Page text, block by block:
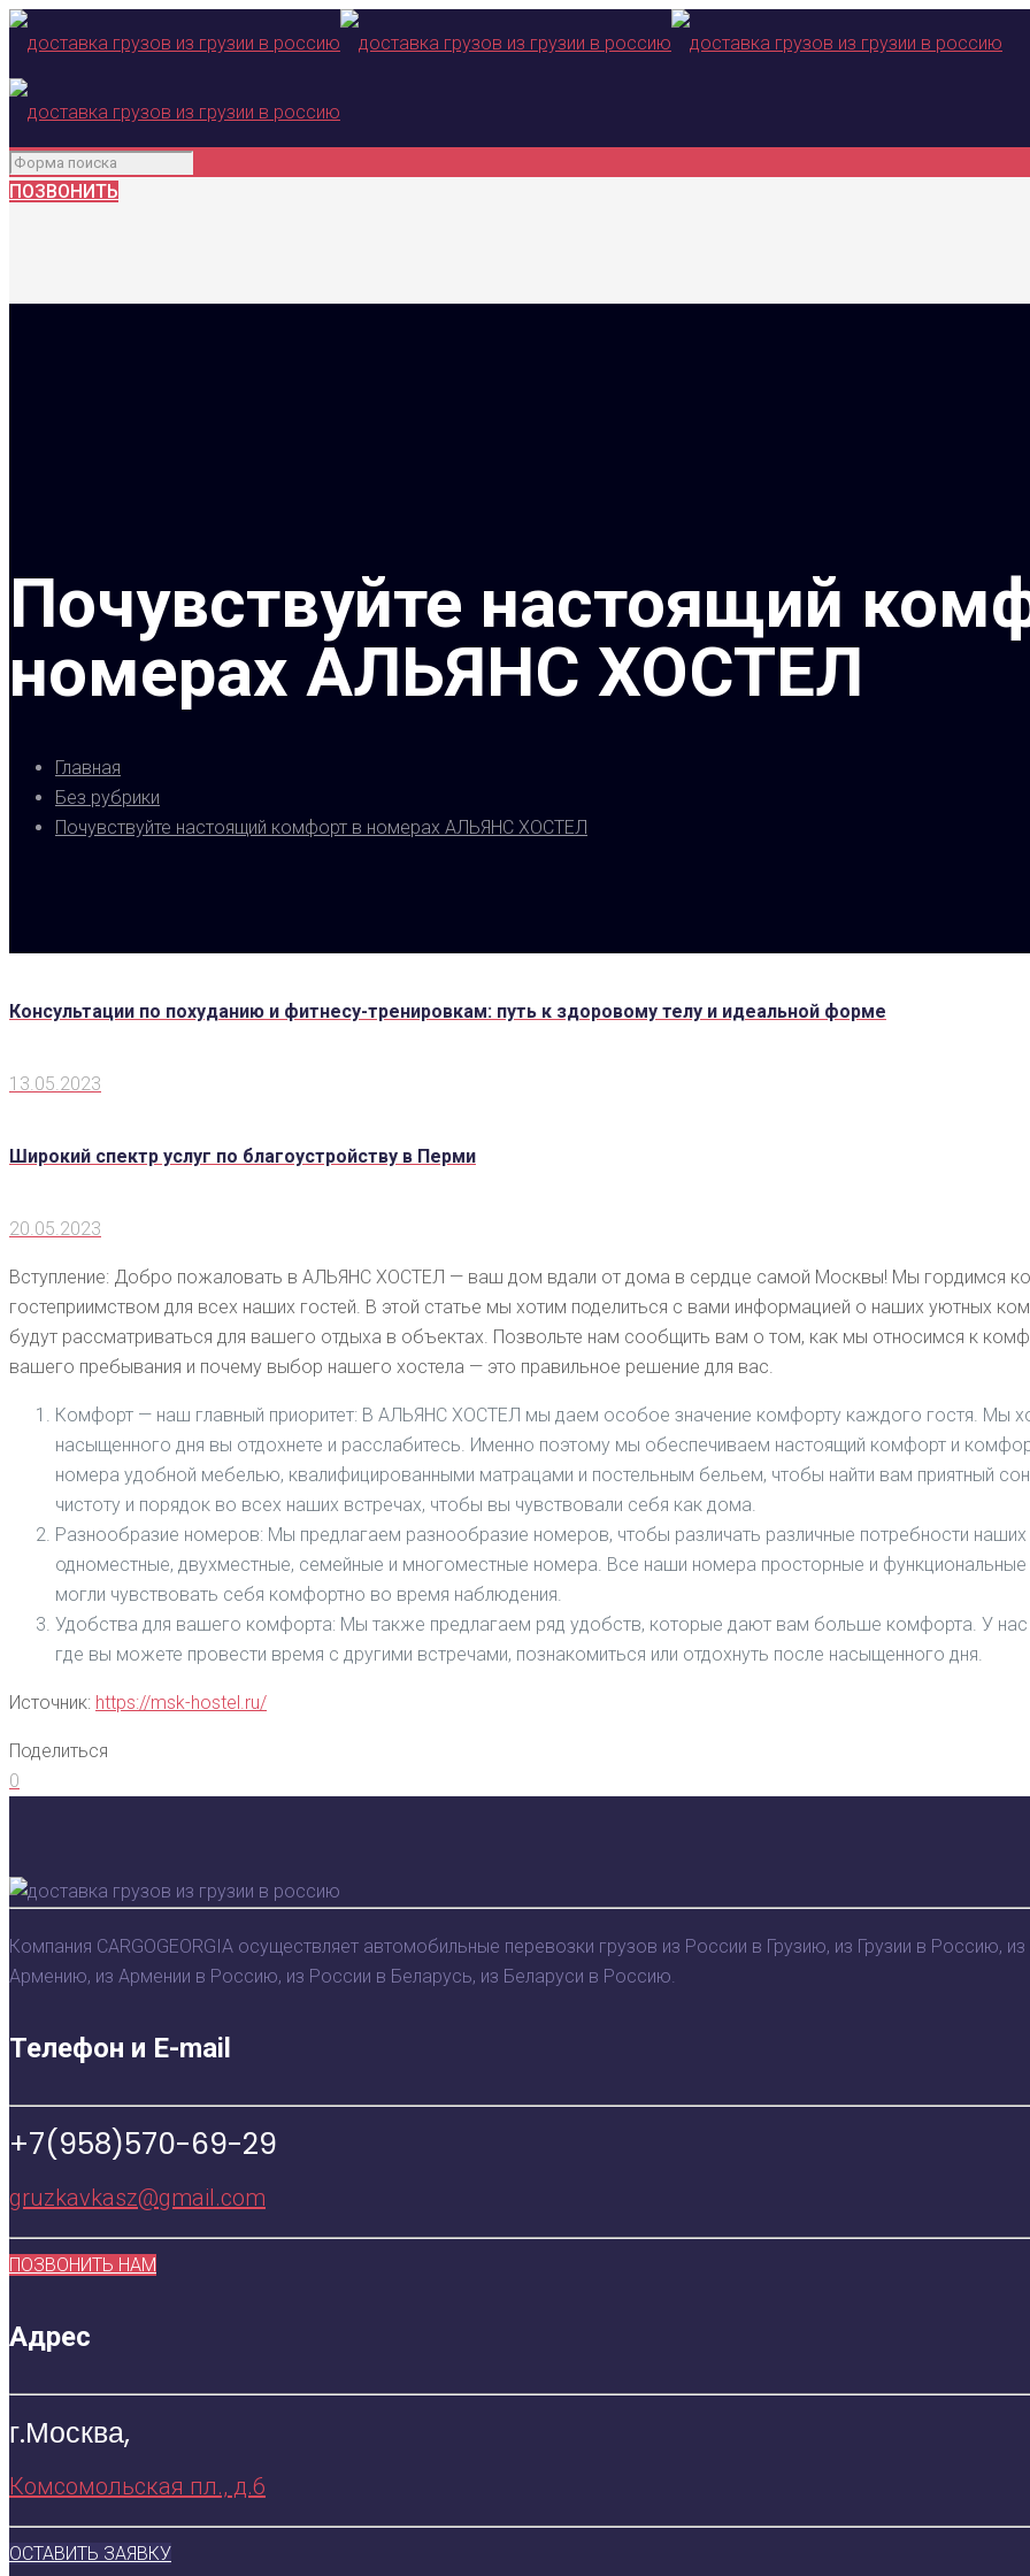
ПОЗВОНИТЬ
Почувствуйте настоящий
номерах АЛЬЯНС ХОСТЕЛ
Главная
Без рубрики
Почувствуйте настоящий комфорт в номерах АЛЬЯНС ХОСТЕЛ
Консультации по похуданию и фитнесу-тренировкам: путь к здоровому телу и идеальной форме
13.05.2023
Широкий спектр услуг по благоустройству в Перми
20.05.2023
Вступление: Добро пожаловать в АЛЬЯНС ХОСТЕЛ — ваш дом вдали от дома в сердце самой Москвы! Мы гордимся
гостеприимством для всех наших гостей. В этой статье мы хотим поделиться с вами информацией о наших уютных
будут рассматриваться для вашего отдыха в объектах. Позвольте нам сообщить вам о том, как мы относимся к
вашего пребывания и почему выбор нашего хостела — это правильное решение для вас.
Комфорт — наш главный приоритет: В АЛЬЯНС ХОСТЕЛ мы даем особое значение комфорту каждого гостя. Мы
насыщенного дня вы отдохнете и расслабитесь. Именно поэтому мы обеспечиваем настоящий комфорт и
номера удобной мебелью, квалифицированными матрацами и постельным бельем, чтобы найти вам приятный
чистоту и порядок во всех наших встречах, чтобы вы чувствовали себя как дома.
Разнообразие номеров: Мы предлагаем разнообразие номеров, чтобы различать различные потребности наших
одноместные, двухместные, семейные и многоместные номера. Все наши номера просторные и
могли чувствовать себя комфортно во время наблюдения.
Удобства для вашего комфорта: Мы также предлагаем ряд удобств, которые дают вам больше комфорта. У нас
где вы можете провести время с другими встречами, познакомиться или отдохнуть после насыщенного дня.
Источник: https://msk-hostel.ru/
Поделиться
0
Компания CARGOGEORGIA осуществляет автомобильные перевозки грузов из России в Грузию, из Грузии в Россию,
Армению, из Армении в Россию, из России в Беларусь, из Беларуси в Россию.
Телефон и E-mail
+7(958)570-69-29
gruzkavkasz@gmail.com
ПОЗВОНИТЬ НАМ
Адрес
г.Москва,
Комсомольская пл., д.6
ОСТАВИТЬ ЗАЯВКУ